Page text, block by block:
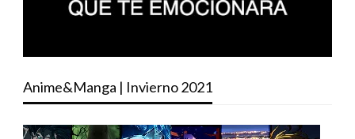
Anime&Manga | Invierno 2021